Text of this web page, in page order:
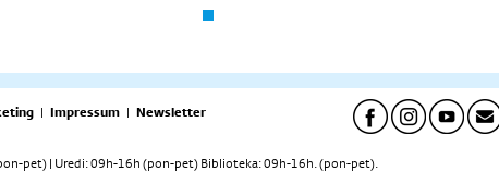
| Impressum | Newsletter
pet) | Uredi: 09h-16h (pon-pet) Biblioteka: 09h-16h. (pon-pet).